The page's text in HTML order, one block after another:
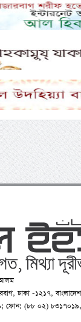
আলম
ঢাকা -১২১৭, বাংলাদেশ।
ফোন: (৮৮ ০২)